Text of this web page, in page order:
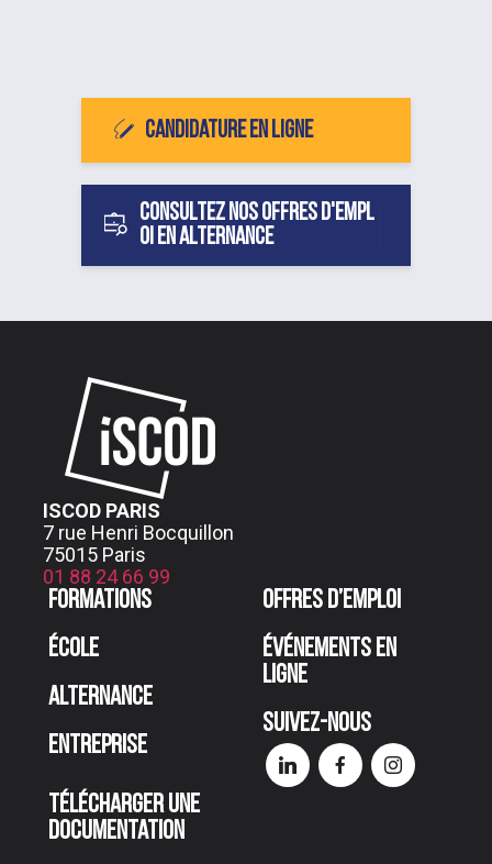
Candidature en ligne
Consultez nos offres d'empl
oi en alternance
ISCOD PARIS
7 rue Henri Bocquillon
75015 Paris
01 88 24 66 99
Formations
École
Alternance
Entreprise
Offres d’emploi
Événements en
ligne
Suivez-nous
Télécharger une
documentation